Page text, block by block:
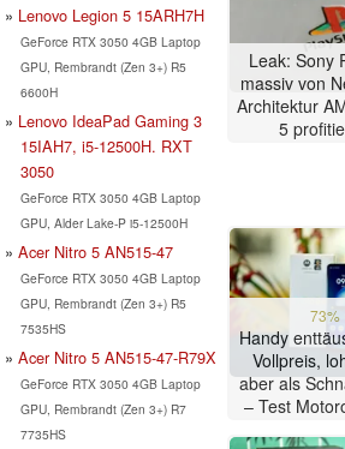
Lenovo Legion 5 15ARH7H
GeForce RTX 3050 4GB Laptop
GPU, Rembrandt (Zen 3+) R5
6600H
Lenovo IdeaPad Gaming 3
15IAH7, i5-12500H. RXT
3050
GeForce RTX 3050 4GB Laptop
GPU, Alder Lake-P i5-12500H
Acer Nitro 5 AN515-47
GeForce RTX 3050 4GB Laptop
GPU, Rembrandt (Zen 3+) R5
7535HS
Acer Nitro 5 AN515-47-R79X
GeForce RTX 3050 4GB Laptop
GPU, Rembrandt (Zen 3+) R7
7735HS
Leak: Sony
massiv von
Architektur
5
73%
Handy
Vollpreis,
aber als
– Test